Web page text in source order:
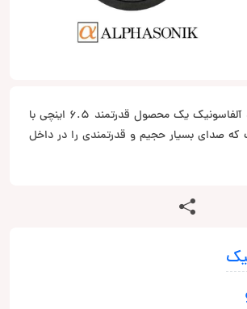
PSW-6900 از برند آلفاسونیک یک محصول قدرتمند 6.5 اینچی با
است که صدای بسیار حجیم و قدرتمندی را در داخل